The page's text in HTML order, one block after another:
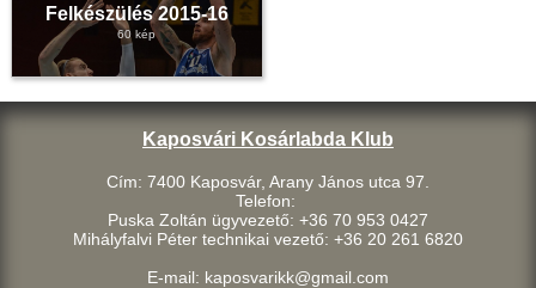
Felkészülés 2015-16
60 kép
Kaposvári Kosárlabda Klub
Cím: 7400 Kaposvár, Arany János utca 97.
Telefon:
Puska Zoltán ügyvezető: +36 70 953 0427
Mihályfalvi Péter technikai vezető: +36 20 261 6820
E-mail: kaposvarikk@gmail.com